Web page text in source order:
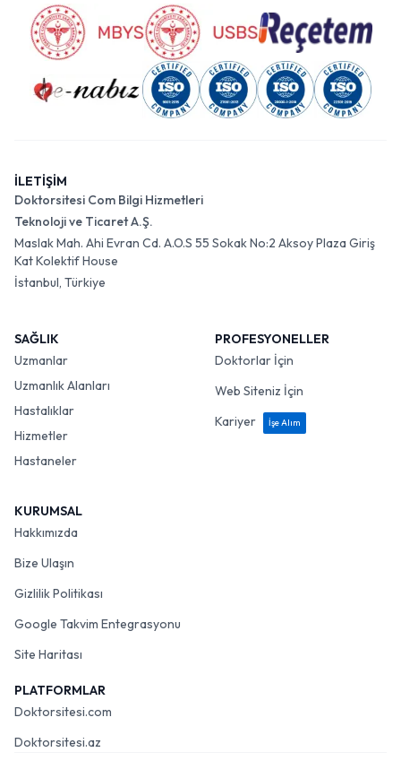
İLETİŞİM
Doktorsitesi Com Bilgi Hizmetleri
Teknoloji ve Ticaret A.Ş.
Maslak Mah. Ahi Evran Cd. A.O.S 55 Sokak No:2 Aksoy Plaza Giriş
Kat Kolektif House
İstanbul, Türkiye
SAĞLIK
Uzmanlar
Uzmanlık Alanları
Hastalıklar
Hizmetler
Hastaneler
PROFESYONELLER
Doktorlar İçin
Web Siteniz İçin
Kariyer
İşe Alım
KURUMSAL
Hakkımızda
Bize Ulaşın
Gizlilik Politikası
Google Takvim Entegrasyonu
Site Haritası
PLATFORMLAR
Doktorsitesi.com
Doktorsitesi.az